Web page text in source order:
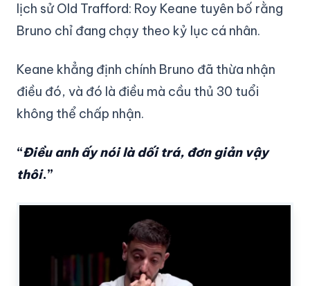
lịch sử Old Trafford: Roy Keane tuyên bố rằng
Bruno chỉ đang chạy theo kỷ lục cá nhân.
Keane khẳng định chính Bruno đã thừa nhận
điều đó, và đó là điều mà cầu thủ 30 tuổi
không thể chấp nhận.
“Điều anh ấy nói là dối trá, đơn giản vậy
thôi.”